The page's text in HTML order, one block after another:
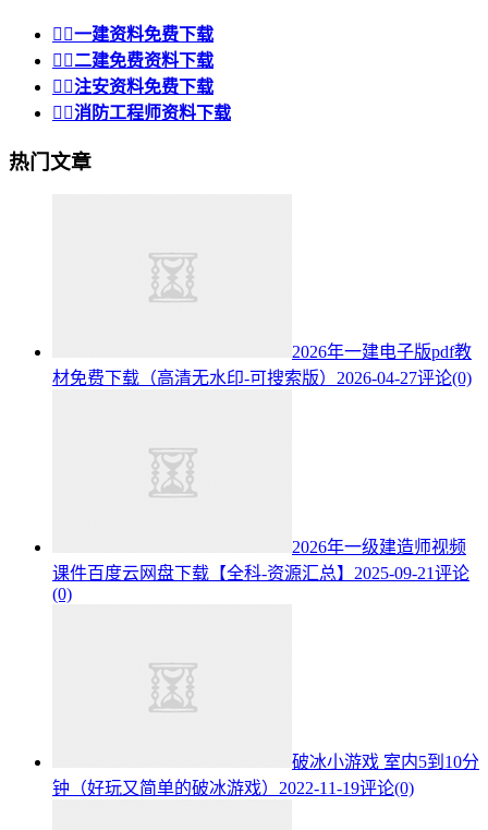
 一建资料免费下载
 二建免费资料下载
 注安资料免费下载
 消防工程师资料下载
热门文章
2026年一建电子版pdf教
材免费下载（高清无水印-可搜索版） 2026-04-27评论(0)
2026年一级建造师视频
课件百度云网盘下载【全科-资源汇总】 2025-09-21评论
(0)
破冰小游戏 室内5到10分
钟（好玩又简单的破冰游戏） 2022-11-19评论(0)